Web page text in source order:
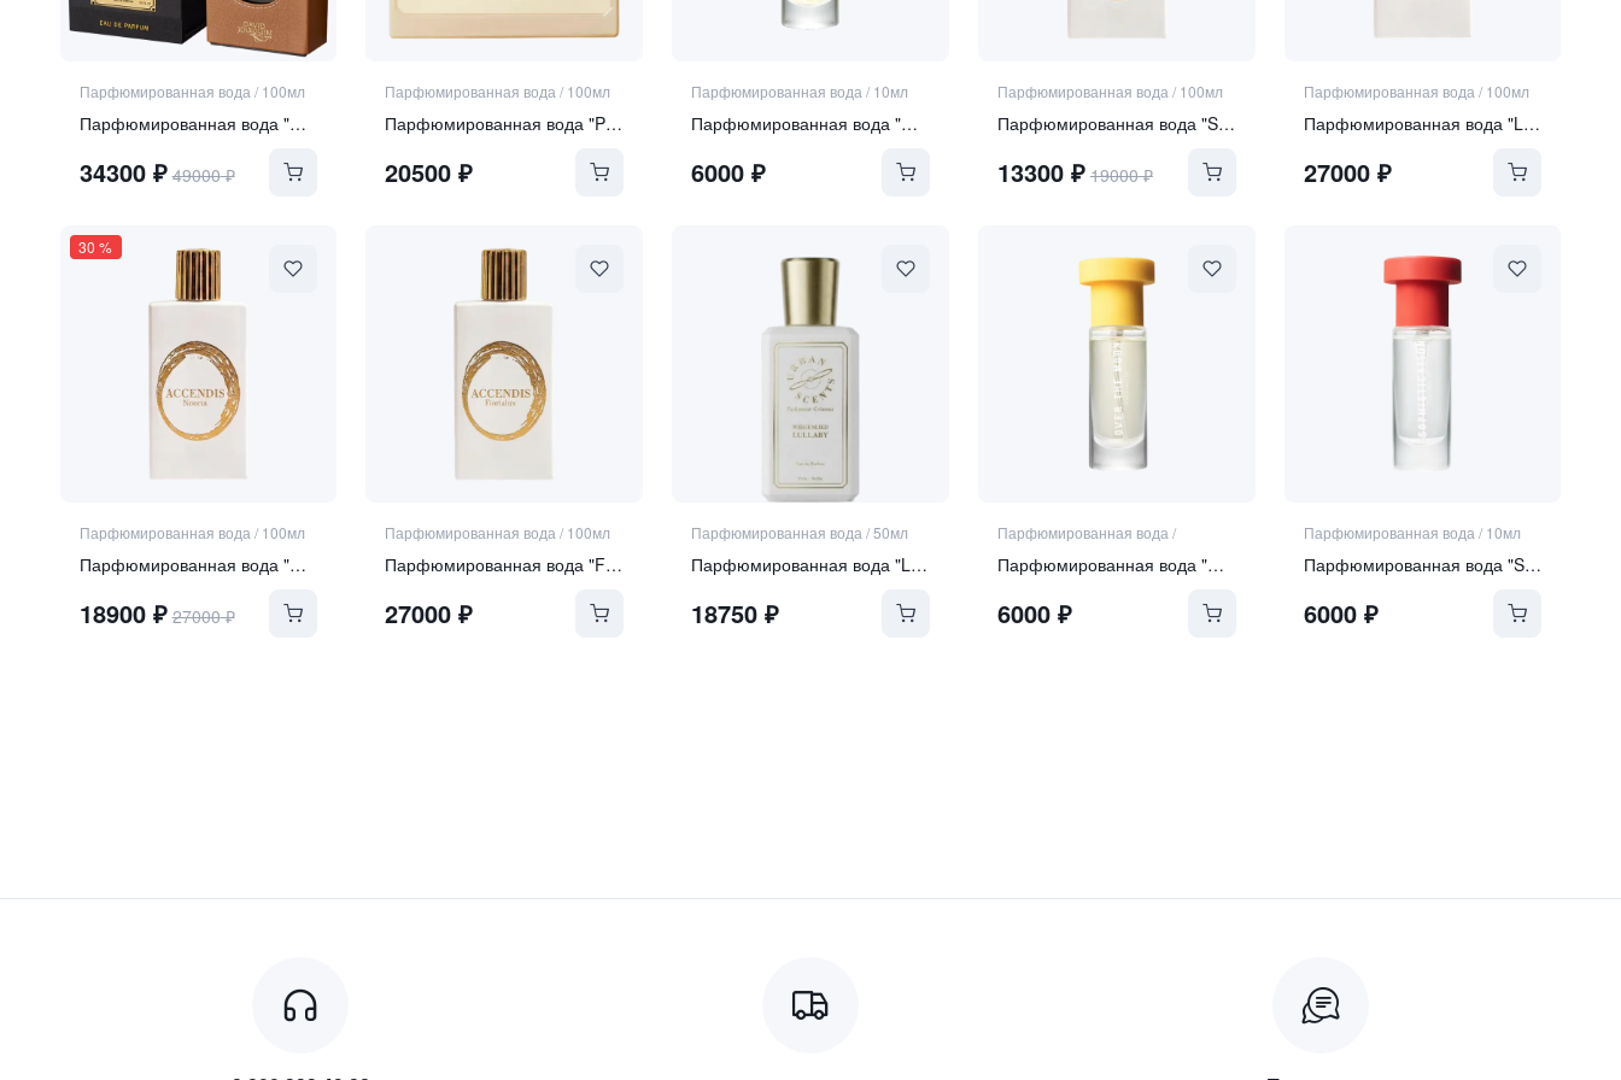
Парфюмированная вода / 100мл
Парфюмированная вода "Cuir Tabac"
34300₽ 49000₽
Парфюмированная вода / 100мл
Парфюмированная вода "Perle Rare"
20500 ₽
Парфюмированная вода / 10мл
Парфюмированная вода "Curiosity"
6000 ₽
Парфюмированная вода / 100мл
Парфюмированная вода "SERA"
13300₽ 19000₽
Парфюмированная вода / 100мл
Парфюмированная вода "LUNA DULCIUS"
27000₽
30 %
Парфюмированная вода / 100мл
Парфюмированная вода "NOORIA"
18900₽ 27000₽
Парфюмированная вода / 100мл
Парфюмированная вода "FIORIALUX"
27000 ₽
Парфюмированная вода /50мл
Парфюмированная вода "Lullaby"
18750 ₽
Парфюмированная вода /
Парфюмированная вода "Over the Moon"
6000₽
Парфюмированная вода / 10мл
Парфюмированная вода "Sophistication"
6000₽